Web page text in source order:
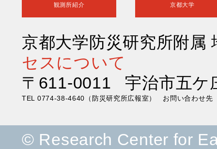
観測所紹介 京都大学
京都大学防災研究所附
セスについて
〒611-0011 宇治市五ケ
TEL 0774-38-4640（防災研究所広報室） お問い合わせ先
© Research Center for